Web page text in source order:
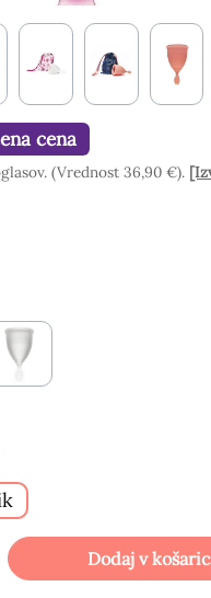
cena
(Vrednost 36,90 €).
4.84 od 5 zvezdic
Snežno bela
Vnesite
Dodaj v